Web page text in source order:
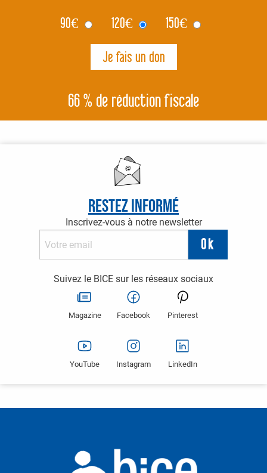
90€ 120€ 150€
66 % de réduction fiscale
Restez informé
Inscrivez-vous à notre newsletter
Suivez le BICE sur les réseaux sociaux
Magazine Facebook Pinterest
YouTube Instagram LinkedIn